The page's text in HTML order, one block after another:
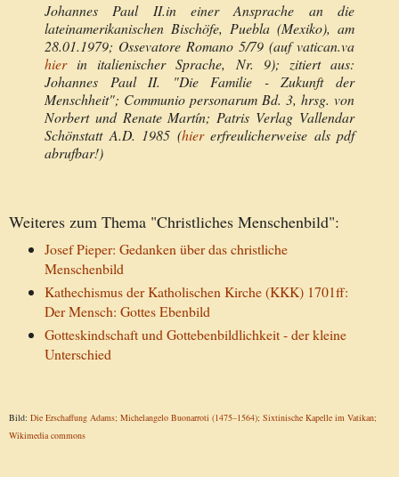
Johannes Paul II.in einer Ansprache an die
lateinamerikanischen Bischöfe, Puebla (Mexiko), am
28.01.1979; Ossevatore Romano 5/79 (auf vatican.va
hierin italienischer Sprache, Nr. 9); zitiert aus:
Johannes Paul II. "Die Familie - Zukunft der
Menschheit"; Communio personarum Bd. 3, hrsg. von
Norbert und Renate Martín;Patris Verlag Vallendar
SchönstattA.D. 1985 (hiererfreulicherweise als pdf
abrufbar!)
Weiteres zum Thema "Christliches Menschenbild":
Josef Pieper: Gedanken über das christliche
Menschenbild
Kathechismus der Katholischen Kirche (KKK) 1701ff:
Der Mensch: Gottes Ebenbild
Gotteskindschaft und Gottebenbildlichkeit - der kleine
Unterschied
Bild: Die Erschaffung Adams; Michelangelo Buonarroti (1475–1564); Sixtinische Kapelle im Vatikan;
Wikimedia commons